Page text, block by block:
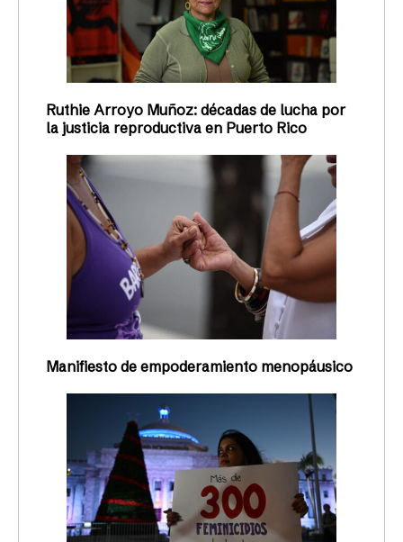
Ruthie Arroyo Muñoz: décadas de lucha por
la justicia reproductiva en Puerto Rico
Manifiesto de empoderamiento menopáusico